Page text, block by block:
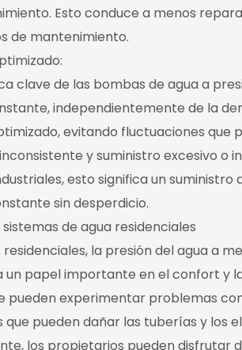
Esto conduce a menos
de mantenimiento.
clave de las bombas de agua a
independientemente de la
evitando fluctuaciones
y suministro excesivo o
esto significa un
sin desperdicio.
de agua residenciales
residenciales, la presión del agua a
un papel importante en el confort y
pueden experimentar problemas
que pueden dañar las tuberías y los
los propietarios pueden disfrutar